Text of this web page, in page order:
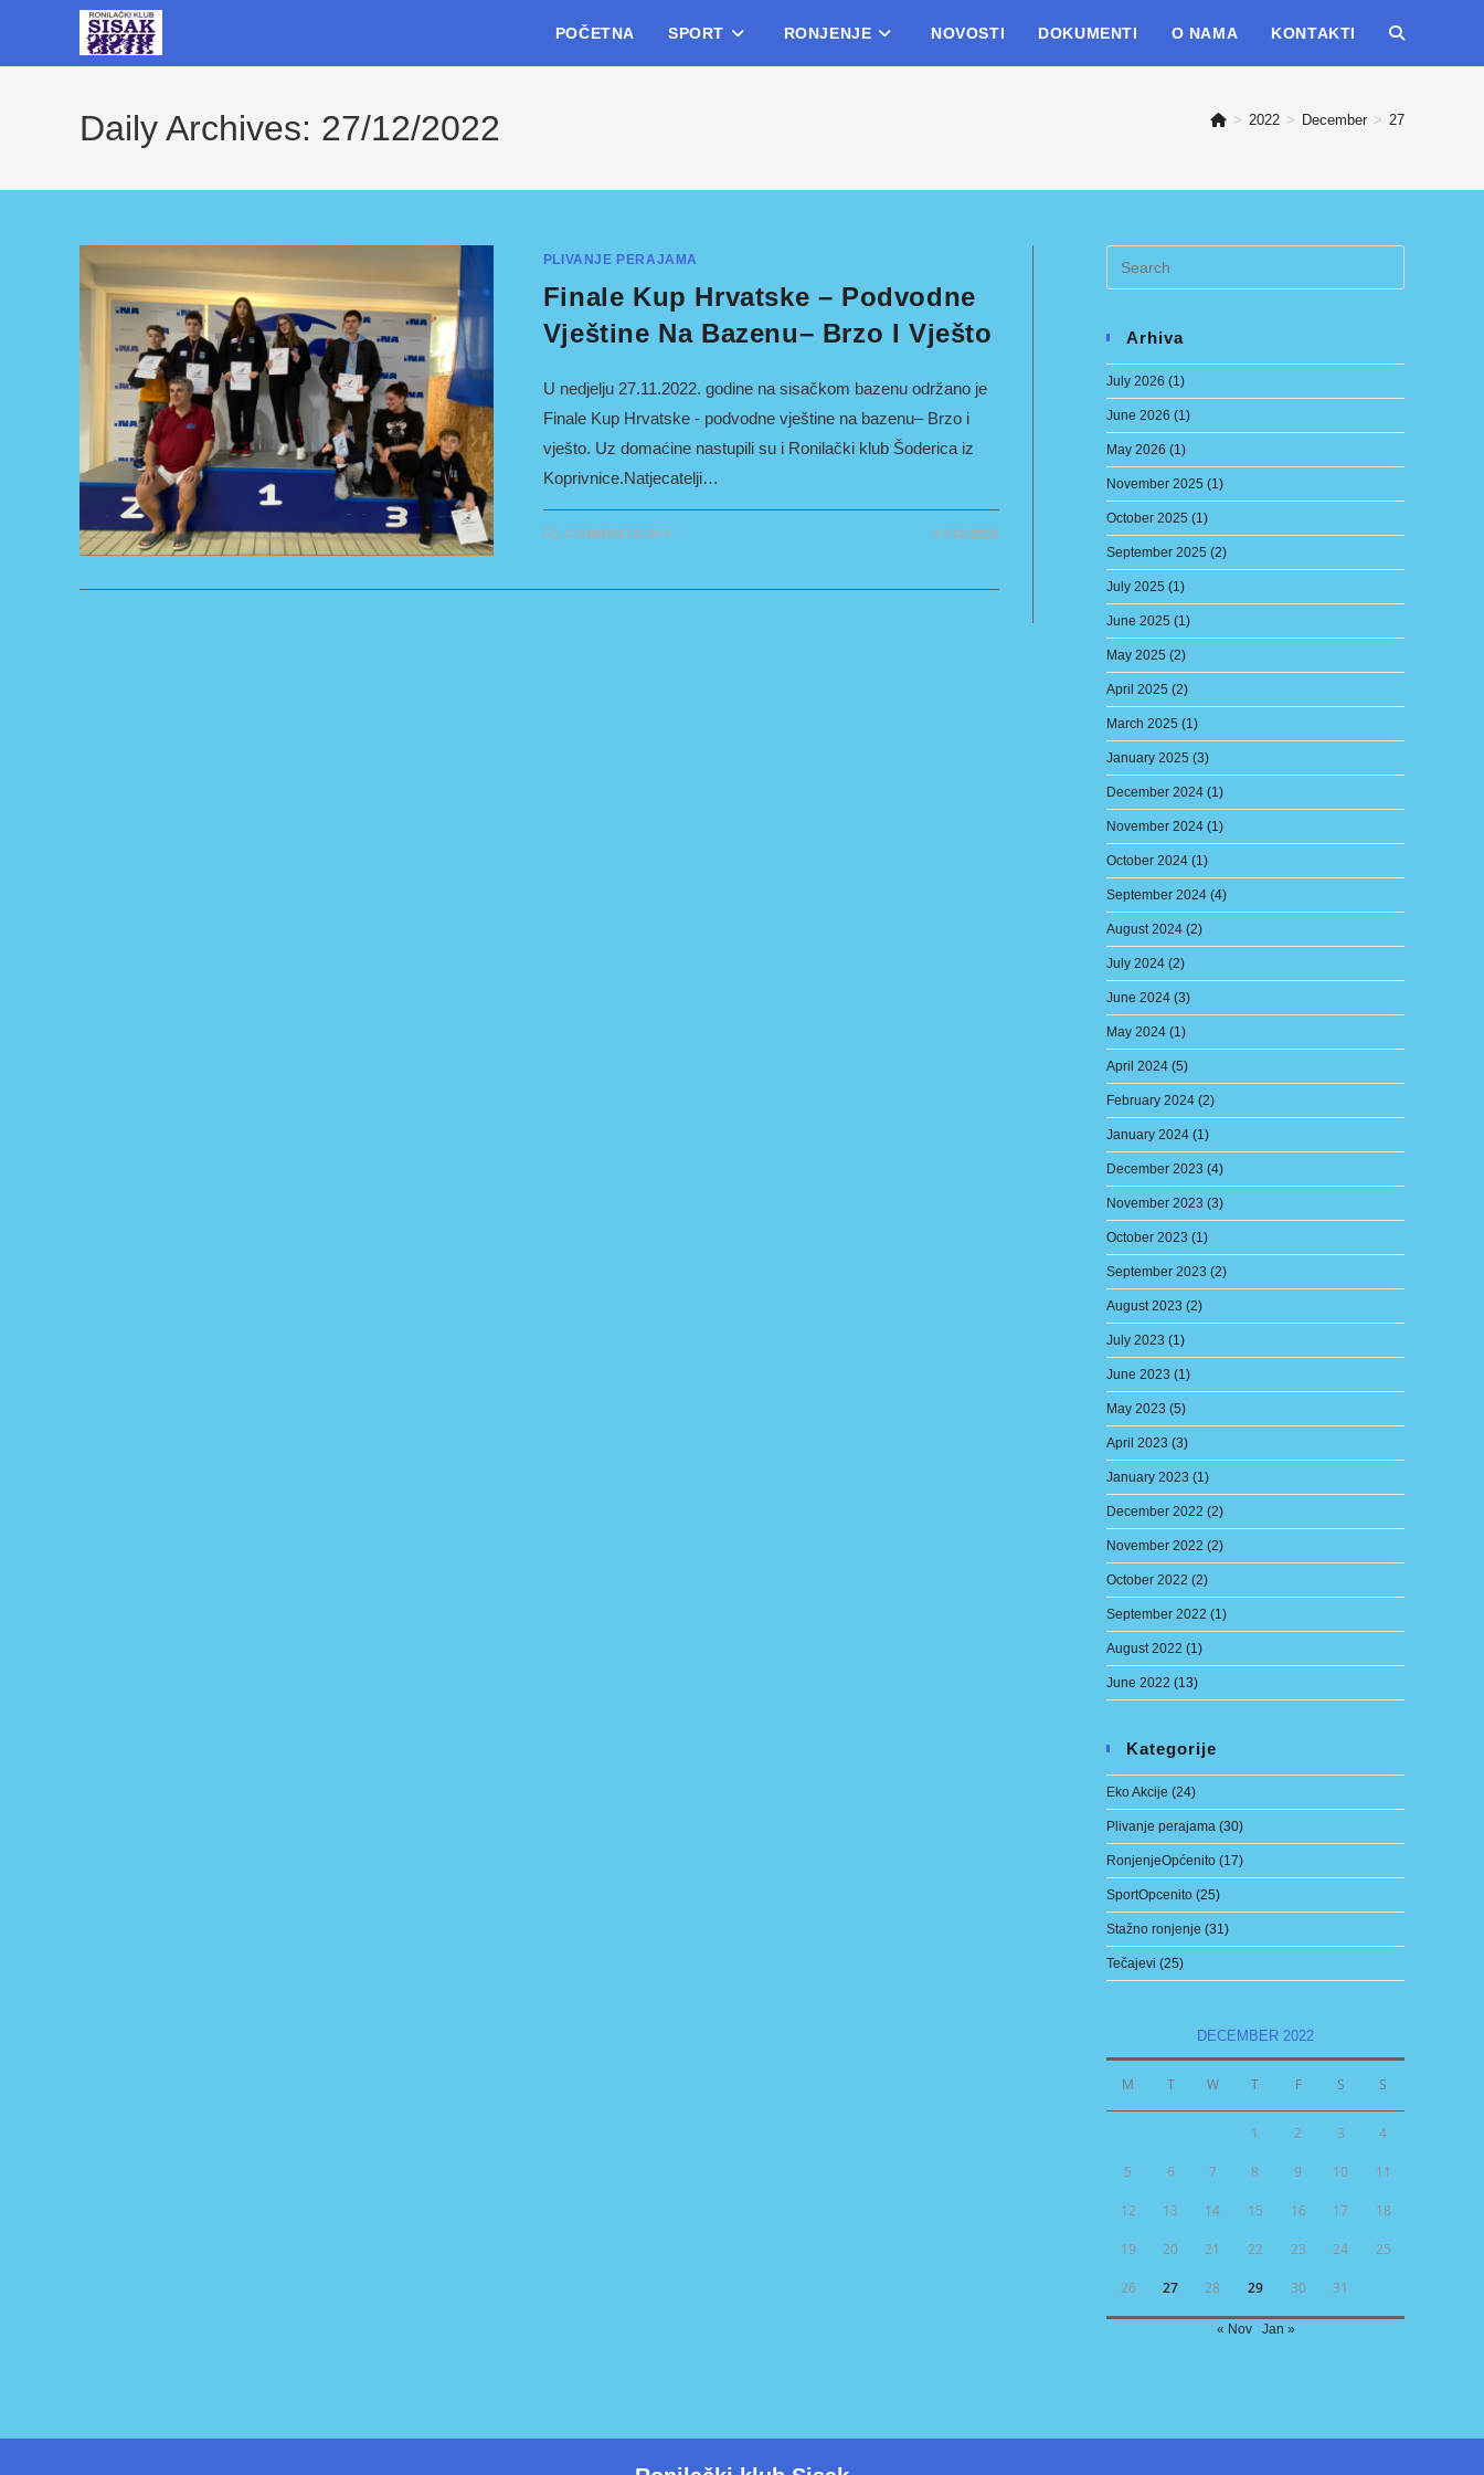
content
POČETNA SPORT RONJENJE NOVOSTI DOKUMENTI O NAMA KONTAKTI TOGGLE
Daily Archives: 27/12/2022 > 2022 > December > 27
PLIVANJE PERAJAMA
Finale Kup Hrvatske – Podvodne
Vještine Na Bazenu– Brzo I Vješto
U nedjelju 27.11.2022. godine na sisačkom bazenu održano je
Finale Kup Hrvatske - podvodne vještine na bazenu– Brzo i
vješto. Uz domaćine nastupili su i Ronilački klub Šoderica iz
Koprivnice.Natjecatelji…
COMMENTS OFF
–
27/12/2022
Arhiva
July 2026 (1)
June 2026 (1)
May 2026 (1)
November 2025 (1)
October 2025 (1)
September 2025 (2)
July 2025 (1)
June 2025 (1)
May 2025 (2)
April 2025 (2)
March 2025 (1)
January 2025 (3)
December 2024 (1)
November 2024 (1)
October 2024 (1)
September 2024 (4)
August 2024 (2)
July 2024 (2)
June 2024 (3)
May 2024 (1)
April 2024 (5)
February 2024 (2)
January 2024 (1)
December 2023 (4)
November 2023 (3)
October 2023 (1)
September 2023 (2)
August 2023 (2)
July 2023 (1)
June 2023 (1)
May 2023 (5)
April 2023 (3)
January 2023 (1)
December 2022 (2)
November 2022 (2)
October 2022 (2)
September 2022 (1)
August 2022 (1)
June 2022 (13)
Kategorije
Eko Akcije (24)
Plivanje perajama (30)
RonjenjeOpćenito (17)
SportOpcenito (25)
Stažno ronjenje (31)
Tečajevi (25)
DECEMBER 2022
M T W T F S S
1 2 3 4
5 6 7 8 9 10 11
12 13 14 15 16 17 18
19 20 21 22 23 24 25
26 27 28 29 30 31
« Nov Jan »